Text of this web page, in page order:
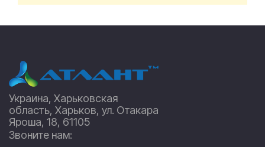
Украина, Харьковская
область, Харьков, ул. Отакара
Яроша, 18, 61105
Звоните нам: